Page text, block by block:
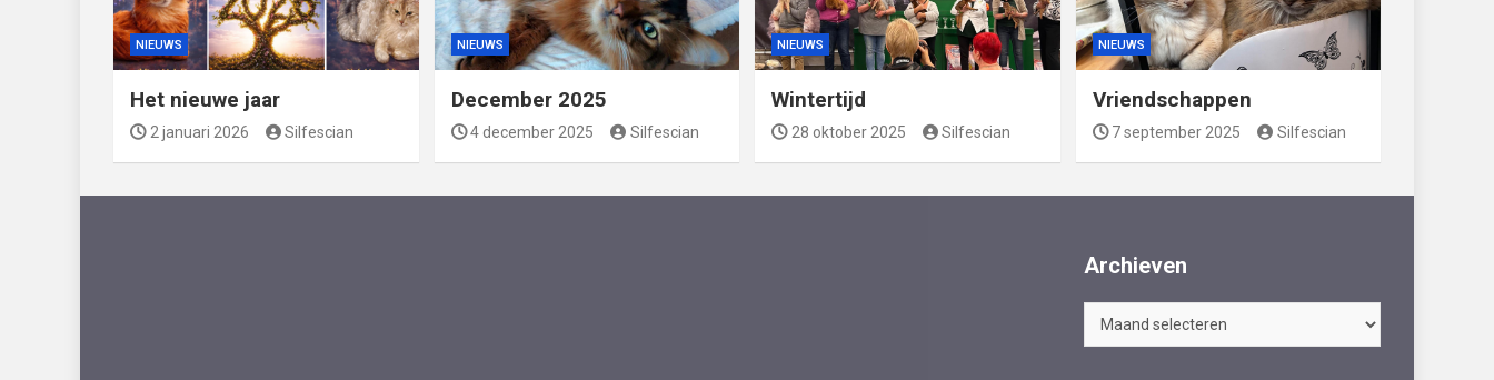
NIEUWS
Het nieuwe jaar
2 januari 2026 Silfescian
NIEUWS
December 2025
4 december 2025 Silfescian
NIEUWS
Wintertijd
28 oktober 2025 Silfescian
NIEUWS
Vriendschappen
7 september 2025 Silfescian
Archieven
Archieven